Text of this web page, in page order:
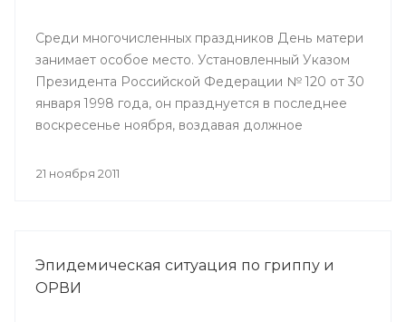
Среди многочисленных праздников День матери
занимает особое место. Установленный Указом
Президента Российской Федерации № 120 от 30
января 1998 года, он празднуется в последнее
воскресенье ноября, воздавая должное
ради блага своих детей.
21 ноября 2011
Эпидемическая ситуация по гриппу и
ОРВИ